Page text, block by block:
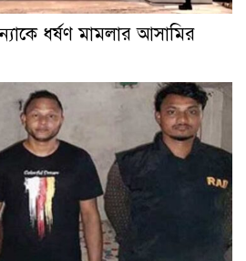
ধর্ষণ মামলার আসামির